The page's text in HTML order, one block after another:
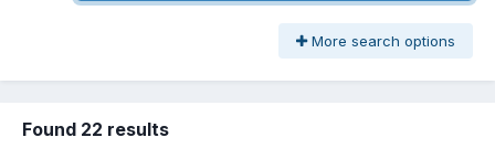
More search options
Found 22 results